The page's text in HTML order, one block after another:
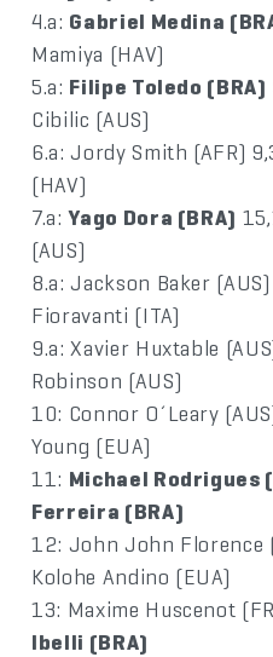
4.a: Gabriel Medina
Mamiya (HAV)
5.a: Filipe Toledo (BRA)
Cibilic (AUS)
6.a: Jordy Smith (AFR)
(HAV)
7.a:Yago Dora (BRA)
(AUS)
8.a: Jackson Baker
Fioravanti (ITA)
9.a: Xavier Huxtable
Robinson (AUS)
10: Connor O´Leary
Young (EUA)
11: Michael Rodrigues
Ferreira (BRA)
12: John John Florence
Kolohe Andino (EUA)
13: Maxime Huscenot
Ibelli (BRA)